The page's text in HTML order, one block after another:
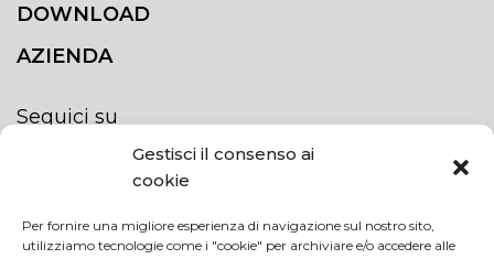
Gestisci il consenso ai
cookie
Per fornire una migliore esperienza di navigazione sul nostro sito,
utilizziamo tecnologie come i "cookie" per archiviare e/o accedere alle
DOWNLOAD
AZIENDA
Seguici su
ISCRIVITI ALLA NEWSLETTER